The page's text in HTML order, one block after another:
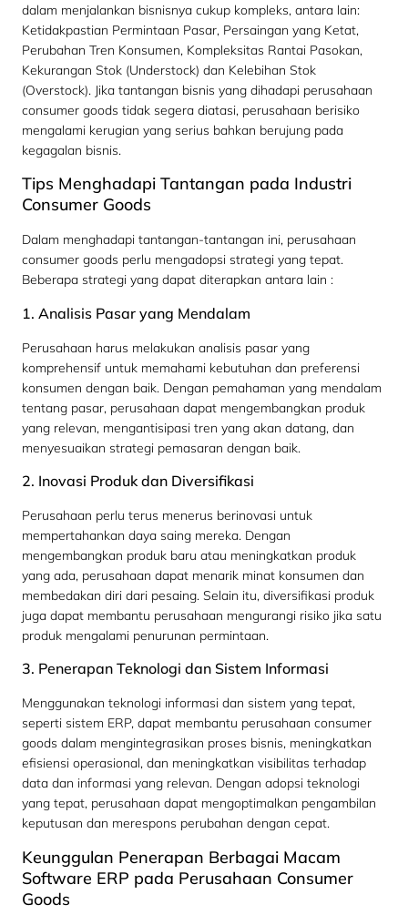
dalam menjalankan bisnisnya cukup kompleks, antara lain:
Ketidakpastian Permintaan Pasar, Persaingan yang Ketat,
Perubahan Tren Konsumen, Kompleksitas Rantai Pasokan,
Kekurangan Stok (Understock) dan Kelebihan Stok
(Overstock). Jika tantangan bisnis yang dihadapi perusahaan
consumer goods tidak segera diatasi, perusahaan berisiko
mengalami kerugian yang serius bahkan berujung pada
kegagalan bisnis.
Tips Menghadapi Tantangan pada Industri
Consumer Goods
Dalam menghadapi tantangan-tantangan ini, perusahaan
consumer goods perlu mengadopsi strategi yang tepat.
Beberapa strategi yang dapat diterapkan antara lain :
1. Analisis Pasar yang Mendalam
Perusahaan harus melakukan analisis pasar yang
komprehensif untuk memahami kebutuhan dan preferensi
konsumen dengan baik. Dengan pemahaman yang mendalam
tentang pasar, perusahaan dapat mengembangkan produk
yang relevan, mengantisipasi tren yang akan datang, dan
menyesuaikan strategi pemasaran dengan baik.
2. Inovasi Produk dan Diversifikasi
Perusahaan perlu terus menerus berinovasi untuk
mempertahankan daya saing mereka. Dengan
mengembangkan produk baru atau meningkatkan produk
yang ada, perusahaan dapat menarik minat konsumen dan
membedakan diri dari pesaing. Selain itu, diversifikasi produk
juga dapat membantu perusahaan mengurangi risiko jika satu
produk mengalami penurunan permintaan.
3. Penerapan Teknologi dan Sistem Informasi
Menggunakan teknologi informasi dan sistem yang tepat,
seperti sistem ERP, dapat membantu perusahaan consumer
goods dalam mengintegrasikan proses bisnis, meningkatkan
efisiensi operasional, dan meningkatkan visibilitas terhadap
data dan informasi yang relevan. Dengan adopsi teknologi
yang tepat, perusahaan dapat mengoptimalkan pengambilan
keputusan dan merespons perubahan dengan cepat.
Keunggulan Penerapan Berbagai Macam
Software ERP pada Perusahaan Consumer
Goods